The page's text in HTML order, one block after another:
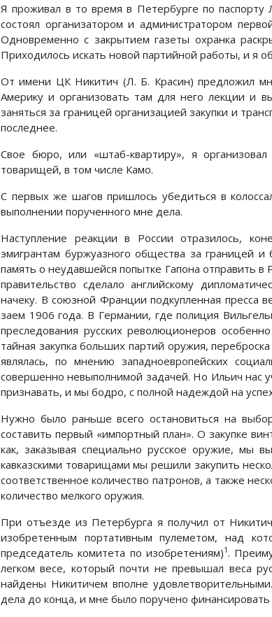
Я проживал в то время в Петербурге по
состоял организатором и администратором
Одновременно с закрытием газеты охранка
Приходилось искать новой партийной работы, и я
От имени ЦК Никитич (Л. Б. Красин) предложил
Америку и организовать там для него лекции и
заняться за границей организацией закупки и
последнее.
Свое бюро, или «штаб-квартиру», я
товарищей, в том числе Камо.
С первых же шагов пришлось убедиться в
выполнении порученного мне дела.
Наступление реакции в России отразилось,
эмигрантам буржуазного общества за границей
память о неудавшейся попытке Гапона отправить
правительство сделало английскому
начеку. В союзной Франции подкупленная пресса
заем 1906 года. В Германии, где полиция
преследования русских революционеров
тайная закупка больших партий оружия,
являлась, по мнению западноевропейских
совершенно невыполнимой задачей. Но Ильич нас
признавать, и мы бодро, с полной надеждой на
Нужно было раньше всего остановиться на
составить первый «импортный план». О закупке
как, заказывая специально русское оружие, мы
кавказскими товарищами мы решили закупить
соответственное количество патронов, а также
количество мелкого оружия.
При отъезде из Петербурга я получил от
изобретенным портативным пулеметом, над
председатель комитета по изобретениям)1 .
легком весе, который почти не превышал веса
найдены Никитичем вполне
дела до конца, и мне было поручено